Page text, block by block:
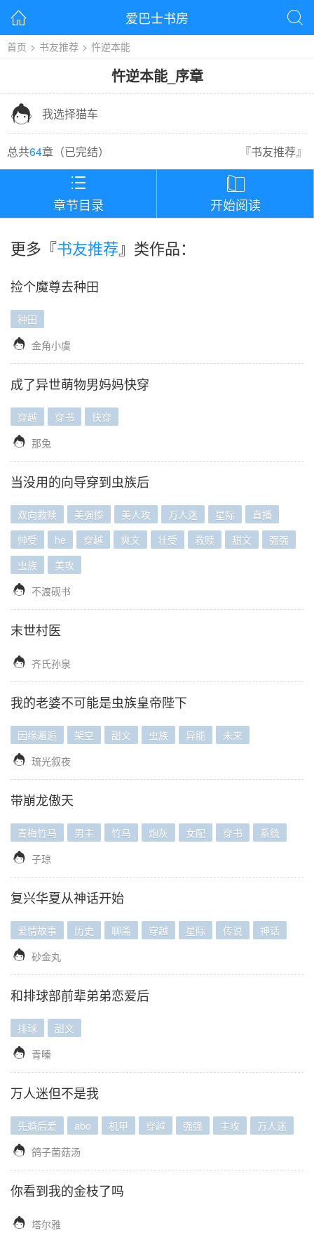
 爱巴士书房 
首页 > 书友推荐 > 忤逆本能
忤逆本能_ 序章
 我选择猫车
总共64章（已完结） 『书友推荐』

章节目录

开始阅读
更多『书友推荐』类作品：
捡个魔尊去种田
种田
 金角小虞
成了异世萌物男妈妈快穿
穿越 穿书 快穿
 那兔
当没用的向导穿到虫族后
双向救赎 美强惨 美人攻 万人迷 星际
直播
帅受
he 穿越 爽文 壮受 救赎 甜文
强强
虫族
美攻
 不渡砚书
末世村医
 齐氏孙泉
我的老婆不可能是虫族皇帝陛下
因缘邂逅 架空 甜文 虫族 异能 未来
 琉光叙夜
带崩龙傲天
青梅竹马 男主 竹马 炮灰 女配 穿书 系统
 子琼
复兴华夏从神话开始
爱情故事 历史 聊斋 穿越 星际 传说 神话
 砂金丸
和排球部前辈弟弟恋爱后
排球 甜文
 青嗪
万人迷但不是我
先婚后爱 abo 机甲 穿越 强强 主攻 万人迷
 鸽子菌菇汤
你看到我的金枝了吗
 塔尔雅